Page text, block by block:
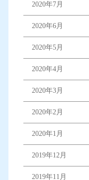
2020年7月
2020年6月
2020年5月
2020年4月
2020年3月
2020年2月
2020年1月
2019年12月
2019年11月